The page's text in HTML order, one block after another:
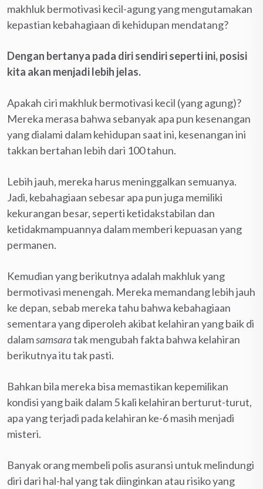
makhluk bermotivasi kecil-agung yang mengutamakan
kepastian kebahagiaan di kehidupan mendatang?
Dengan bertanya pada diri sendiri seperti ini, posisi
kita akan menjadi lebih jelas.
Apakah ciri makhluk bermotivasi kecil (yang agung)?
Mereka merasa bahwa sebanyak apa pun kesenangan
yang dialami dalam kehidupan saat ini, kesenangan ini
takkan bertahan lebih dari 100 tahun.
Lebih jauh, mereka harus meninggalkan semuanya.
Jadi, kebahagiaan sebesar apa pun juga memiliki
kekurangan besar, seperti ketidakstabilan dan
ketidakmampuannya dalam memberi kepuasan yang
permanen.
Kemudian yang berikutnya adalah makhluk yang
bermotivasi menengah. Mereka memandang lebih jauh
ke depan, sebab mereka tahu bahwa kebahagiaan
sementara yang diperoleh akibat kelahiran yang baik di
dalamsamsaratak mengubah fakta bahwa kelahiran
berikutnya itu tak pasti.
Bahkan bila mereka bisa memastikan kepemilikan
kondisi yang baik dalam 5 kali kelahiran berturut-turut,
apa yang terjadi pada kelahiran ke-6 masih menjadi
misteri.
Banyak orang membeli polis asuransi untuk melindungi
diri dari hal-hal yang tak diinginkan atau risiko yang